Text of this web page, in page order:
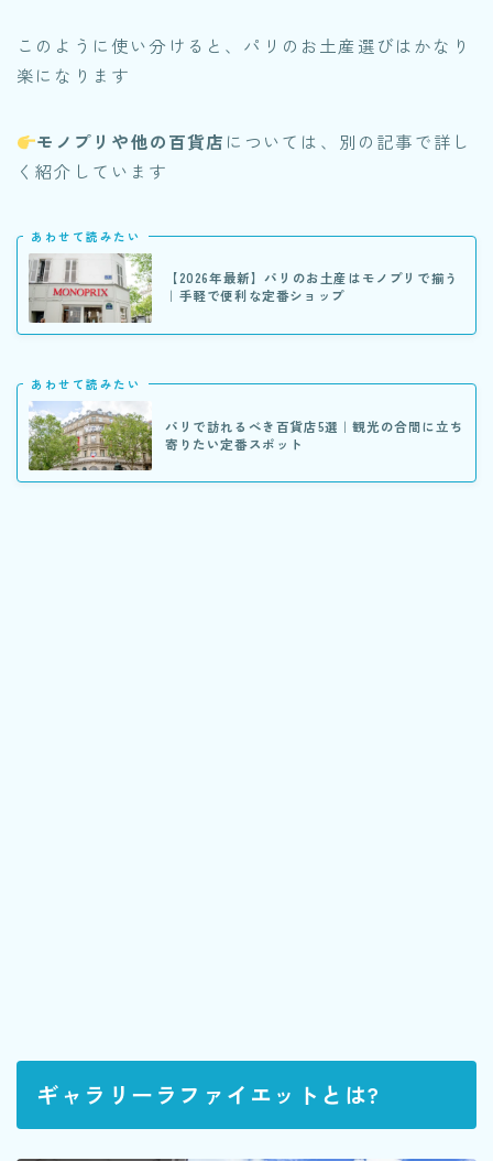
このように使い分けると、パリのお土産選びはかなり
楽になります
モノプリや他の百貨店 については、別の記事で詳し
く紹介しています
あわせて読みたい
【2026年最新】パリのお土産はモノプリで揃う
｜手軽で便利な定番ショップ
あわせて読みたい
パリで訪れるべき百貨店5選｜観光の合間に立ち
寄りたい定番スポット
ギャラリーラファイエットとは?